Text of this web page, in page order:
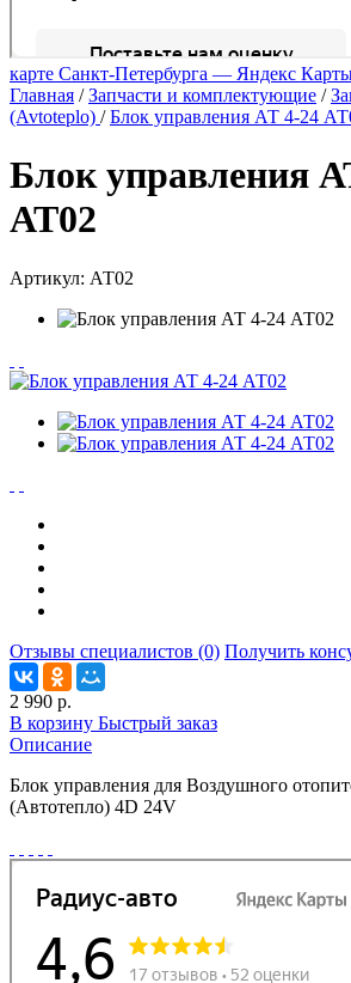
карте Санкт‑Петербурга — Яндекс
Главная /Запчасти и комплектующие /
(Avtoteplo) /Блок управления АТ 4-24
Блок управления
АТ02
Артикул: АТ02
Отзывы специалистов (0) Получить
2 990 р.
В корзину Быстрый заказ
Описание
Блок управления для Воздушного
(Автотепло) 4D 24V